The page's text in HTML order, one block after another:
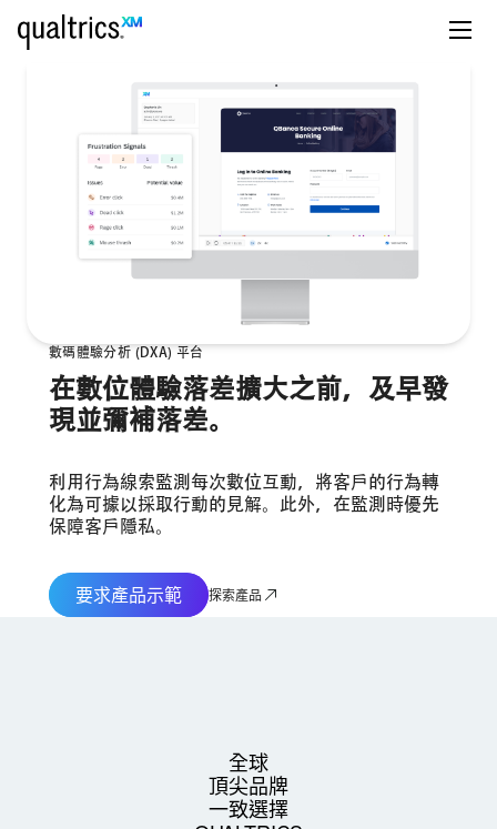
數碼體驗分析 (DXA) 平台
在數位體驗落差擴大之前，及早發
現並彌補落差。
利用行為線索監測每次數位互動，將客戶的行為轉
化為可據以採取行動的見解。此外，在監測時優先
保障客戶隱私。
要求產品示範 探索產品
全球
頂尖品牌
一致選擇